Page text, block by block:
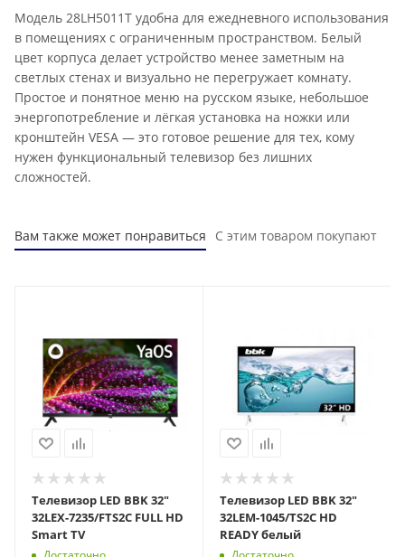
Модель 28LH5011T удобна для ежедневного использования
в помещениях с ограниченным пространством. Белый
цвет корпуса делает устройство менее заметным на
светлых стенах и визуально не перегружает комнату.
Простое и понятное меню на русском языке, небольшое
энергопотребление и лёгкая установка на ножки или
кронштейн VESA — это готовое решение для тех, кому
нужен функциональный телевизор без лишних
сложностей.
Вам также может понравиться С этим товаром покупают
Телевизор LED BBK 32"
32LEX-7235/FTS2C FULL HD
Smart TV
Телевизор LED BBK 32"
32LEM-1045/TS2C HD
READY белый